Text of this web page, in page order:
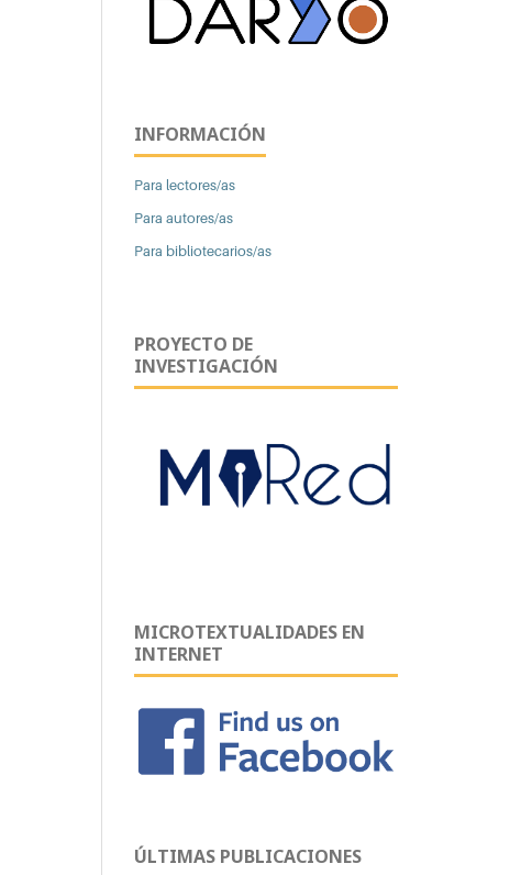
INFORMACIÓN
Para lectores/as
Para autores/as
Para bibliotecarios/as
PROYECTO DE
INVESTIGACIÓN
MICROTEXTUALIDADES EN
INTERNET
ÚLTIMAS PUBLICACIONES